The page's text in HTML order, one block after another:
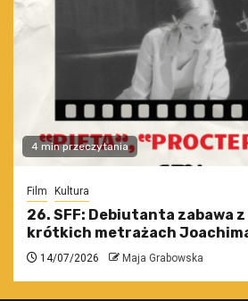
4 min przeczytania
Film Kultura
26. SFF: Debiutanta zabawa z
krótkich metrażach
14/07/2026 Maja Grabowska